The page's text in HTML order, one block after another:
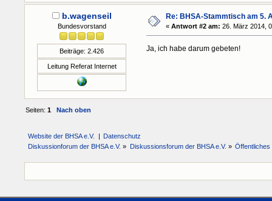
b.wagenseil
Bundesvorstand
Beiträge: 2.426
Leitung Referat Internet
Re: BHSA-Stammtisch am 5.
« Antwort #2 am: 26. März 2014,
Ja, ich habe darum gebeten!
Seiten:1 Nach oben
Website der BHSA e.V. | Datenschutz
Diskussionforum der BHSA e.V. » Diskussionsforum der BHSA e.V. » Öffentliches